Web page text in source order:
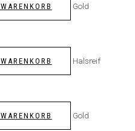
Gold
Halsreif
Gold